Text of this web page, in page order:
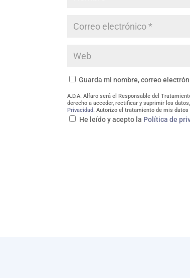
Guarda mi nombre, correo
A.D.A. Alfaro será el Responsable del
derecho a acceder, rectificar y suprimir los
Privacidad. Autorizo el tratamiento de mis
He leído y acepto la Política de